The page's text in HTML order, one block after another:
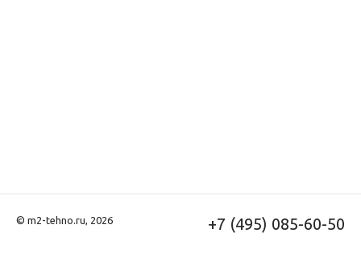
© m2-tehno.ru, 2026 +7 (495) 085-60-50